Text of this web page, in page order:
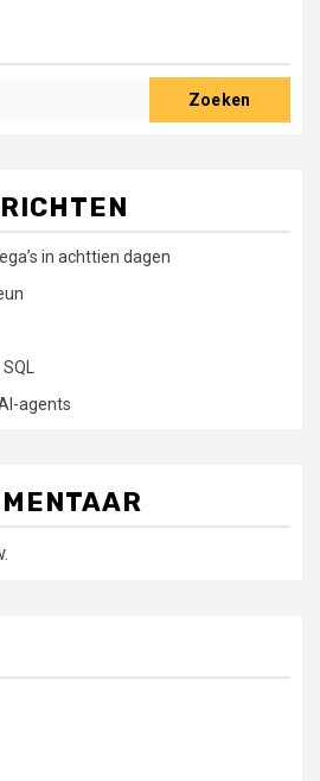
Zoeken
in achttien dagen
agents